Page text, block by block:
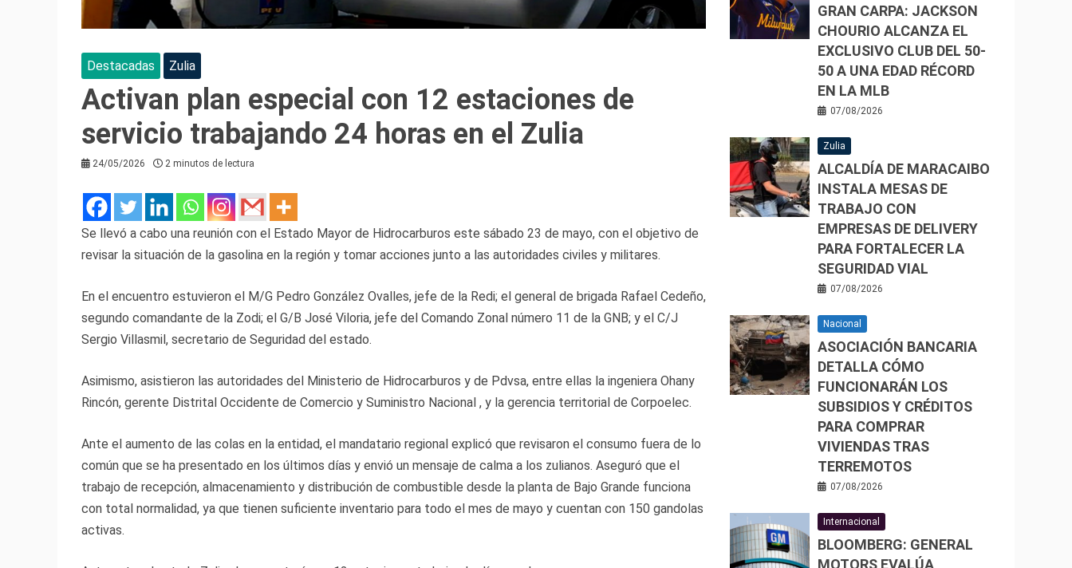
Destacadas Zulia
Activan plan especial con 12 estaciones de
servicio trabajando 24 horas en el Zulia
24/05/2026 2 minutos de lectura
Se llevó a cabo una reunión con el Estado Mayor de Hidrocarburos este sábado 23 de mayo, con el objetivo de
revisar la situación de la gasolina en la región y tomar acciones junto a las autoridades civiles y militares.
En el encuentro estuvieron el M/G Pedro González Ovalles, jefe de la Redi; el general de brigada Rafael Cedeño,
segundo comandante de la Zodi; el G/B José Viloria, jefe del Comando Zonal número 11 de la GNB; y el C/J
Sergio Villasmil, secretario de Seguridad del estado.
Asimismo, asistieron las autoridades del Ministerio de Hidrocarburos y de Pdvsa, entre ellas la ingeniera Ohany
Rincón, gerente Distrital Occidente de Comercio y Suministro Nacional , y la gerencia territorial de Corpoelec.
Ante el aumento de las colas en la entidad, el mandatario regional explicó que revisaron el consumo fuera de lo
común que se ha presentado en los últimos días y envió un mensaje de calma a los zulianos. Aseguró que el
trabajo de recepción, almacenamiento y distribución de combustible desde la planta de Bajo Grande funciona
con total normalidad, ya que tienen suficiente inventario para todo el mes de mayo y cuentan con 150 gandolas
activas.
GRAN CARPA: JACKSON
CHOURIO ALCANZA EL
EXCLUSIVO CLUB DEL 50-
50 A UNA EDAD RÉCORD
EN LA MLB
07/08/2026
Zulia
ALCALDÍA DE MARACAIBO
INSTALA MESAS DE
TRABAJO CON
EMPRESAS DE DELIVERY
PARA FORTALECER LA
SEGURIDAD VIAL
07/08/2026
Nacional
ASOCIACIÓN BANCARIA
DETALLA CÓMO
FUNCIONARÁN LOS
SUBSIDIOS Y CRÉDITOS
PARA COMPRAR
VIVIENDAS TRAS
TERREMOTOS
07/08/2026
Internacional
BLOOMBERG: GENERAL
MOTORS EVALÚA